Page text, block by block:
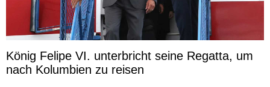
König Felipe VI. unterbricht seine Regatta, um
nach Kolumbien zu reisen